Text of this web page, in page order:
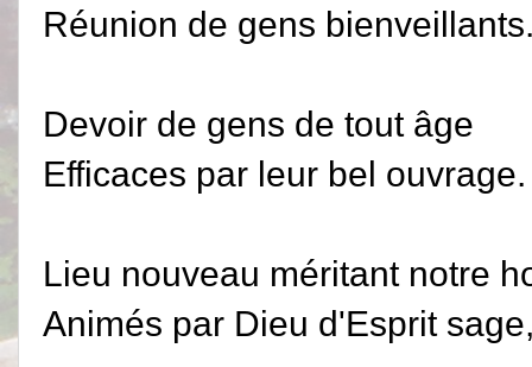
Réunion de gens
Devoir de gens de tout âge
Efficaces par leur bel ouvrage.
Lieu nouveau méritant notre
Animés par Dieu d'Esprit